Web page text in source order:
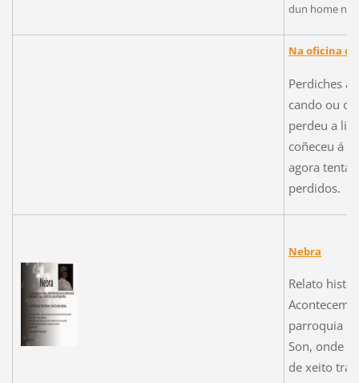
dun home
Na oficina
Perdiches
cando ou
perdeu a
coñeceu á
agora tenta
perdidos.
Nebra
Relato
parroquia
Son, onde
de xeito